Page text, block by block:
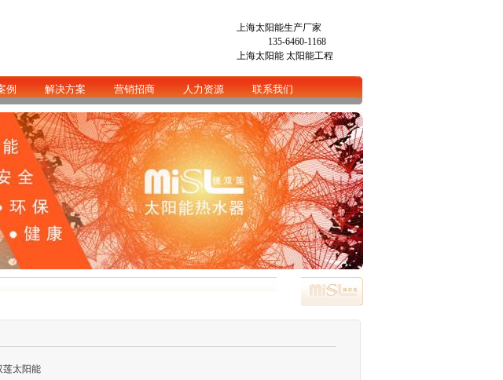
上海太阳能生产厂家
135-6460-1168
上海太阳能 太阳能工程
例 解决方案 营销招商 人力资源 联系我们
莲太阳能